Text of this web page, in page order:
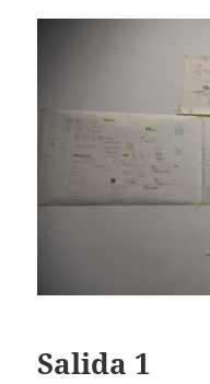
Salida 1